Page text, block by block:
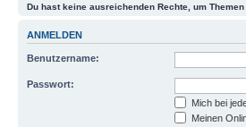
Du hast keine ausreichenden Rechte, um
ANMELDEN
Benutzername:
Passwort:
Mich bei
Meinen